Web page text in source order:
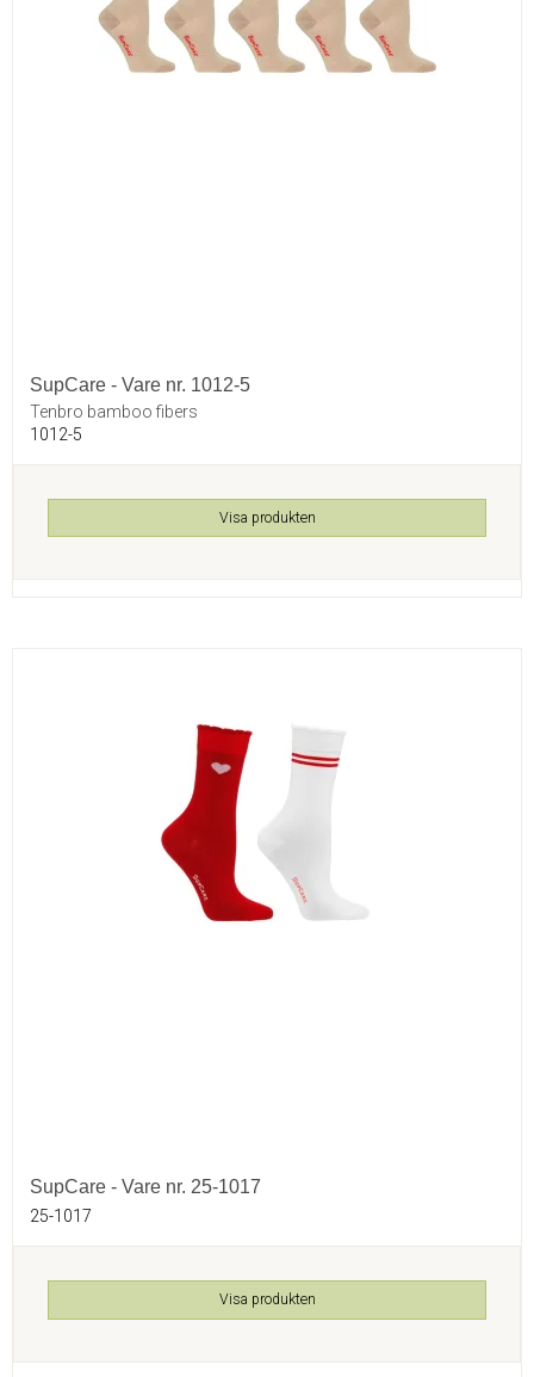
SupCare - Vare nr. 1012-5
Tenbro bamboo fibers
1012-5
Visa produkten
SupCare - Vare nr. 25-1017
25-1017
Visa produkten